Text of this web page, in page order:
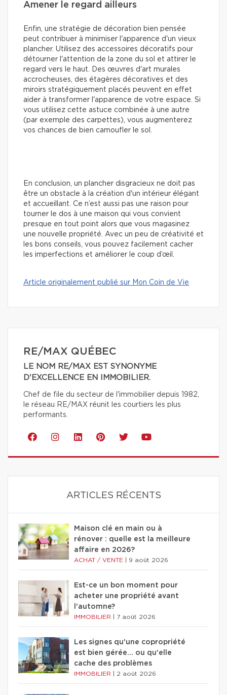
Amener le regard ailleurs
Enfin, une stratégie de décoration bien pensée
peut contribuer à minimiser l'apparence d'un vieux
plancher. Utilisez des accessoires décoratifs pour
détourner l'attention de la zone du sol et attirer le
regard vers le haut. Des œuvres d'art murales
accrocheuses, des étagères décoratives et des
miroirs stratégiquement placés peuvent en effet
aider à transformer l'apparence de votre espace. Si
vous utilisez cette astuce combinée à une autre
(par exemple des carpettes), vous augmenterez
vos chances de bien camoufler le sol.
En conclusion, un plancher disgracieux ne doit pas
être un obstacle à la création d'un intérieur élégant
et accueillant. Ce n’est aussi pas une raison pour
tourner le dos à une maison qui vous convient
presque en tout point alors que vous magasinez
une nouvelle propriété. Avec un peu de créativité et
les bons conseils, vous pouvez facilement cacher
les imperfections et améliorer le coup d’œil.
Article originalement publié sur Mon Coin de Vie
RE/MAX QUÉBEC
LE NOM RE/MAX EST SYNONYME
D'EXCELLENCE EN IMMOBILIER.
Chef de file du secteur de l'immobilier depuis 1982,
le réseau RE/MAX réunit les courtiers les plus
performants.
ARTICLES RÉCENTS
Maison clé en main ou à
rénover : quelle est la meilleure
affaire en 2026?
ACHAT / VENTE 9 août 2026
Est-ce un bon moment pour
acheter une propriété avant
l'automne?
IMMOBILIER 7 août 2026
Les signes qu'une copropriété
est bien gérée… ou qu'elle
cache des problèmes
IMMOBILIER 2 août 2026